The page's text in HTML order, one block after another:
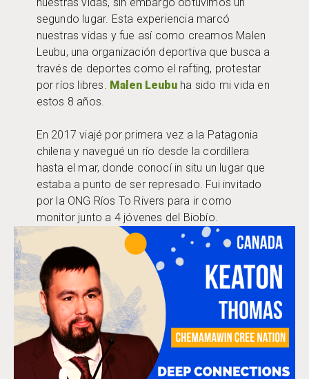
segundo lugar. Esta experiencia marcó
nuestras vidas y fue así como creamos Malen
Leubu, una organización deportiva que busca a
través de deportes como el rafting, protestar
por ríos libres. Malen Leubu ha sido mi vida en
estos 8 años.
En 2017 viajé por primera vez a la Patagonia
chilena y navegué un río desde la cordillera
hasta el mar, donde conocí in situ un lugar que
estaba a punto de ser represado. Fui invitado
por la ONG Ríos To Rivers para ir como
monitor junto a 4 jóvenes del Biobío.